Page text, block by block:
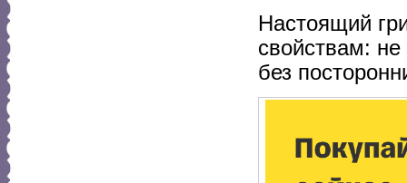
Настоящий
свойствам:
без